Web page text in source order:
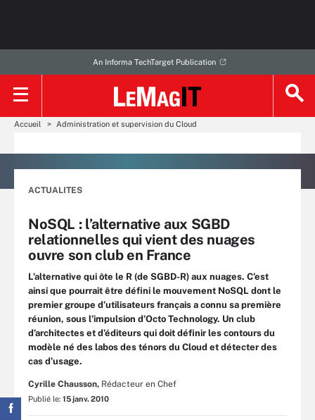
An Informa TechTarget Publication
Accueil Administration et supervision du Cloud
ACTUALITES
NoSQL : l’alternative aux SGBD
relationnelles qui vient des nuages
ouvre son club en France
L’alternative qui ôte le R (de SGBD-R) aux nuages. C’est
ainsi que pourrait être défini le mouvement NoSQL dont le
premier groupe d’utilisateurs français a connu sa première
réunion, sous l’impulsion d’Octo Technology. Un club
d’architectes et d’éditeurs qui doit définir les contours du
modèle né des labos des ténors du Cloud et détecter des
cas d’usage.
Cyrille Chausson, Rédacteur en Chef
Publié le: 15 janv. 2010